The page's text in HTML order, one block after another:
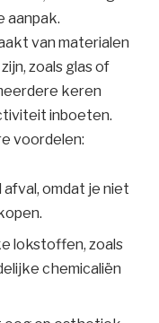
aanpak.
van materialen
zoals glas of
keren
inboeten.
voordelen:
omdat je niet
lokstoffen, zoals
chemicaliën